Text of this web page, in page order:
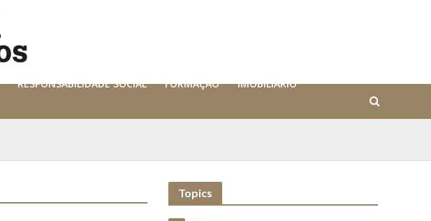
RESPONSABILIDADE SOCIAL FORMAÇÃO IMOBILIÁRIO
Topics